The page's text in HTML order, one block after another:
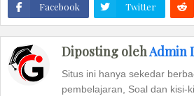
Facebook Twitter
Diposting olehAdmin
Situs ini hanya sekedar
pembelajaran, Soal dan kisi-